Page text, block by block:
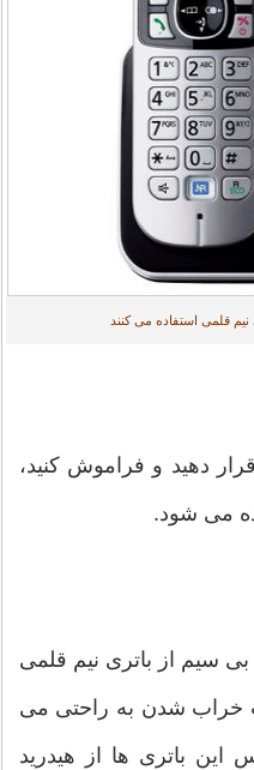
قلمی استفاده می کنند
دهید و فراموش کنید،
می شود.
سیم از باتری نیم قلمی
خراب‌ شدن به راحتی می
این باتری ها از هیدرید